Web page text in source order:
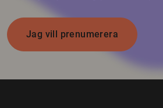
Jag vill prenumerera